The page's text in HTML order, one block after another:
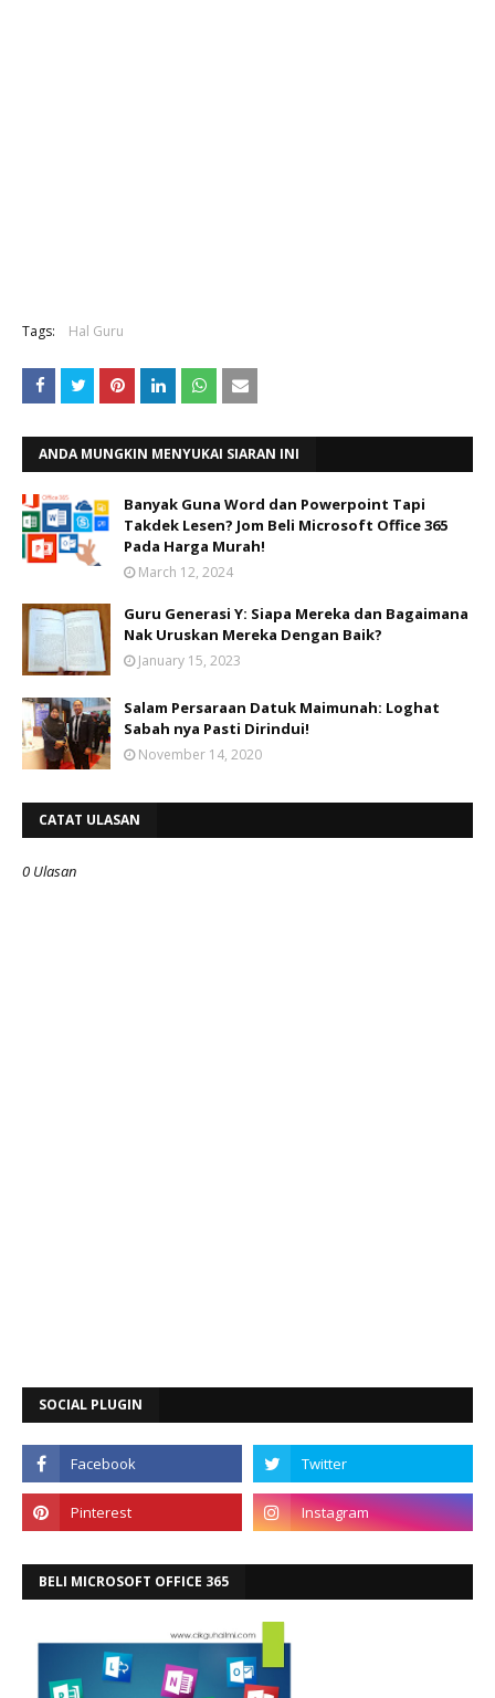
Tags: Hal Guru
ANDA MUNGKIN MENYUKAI SIARAN INI
Banyak Guna Word dan Powerpoint Tapi
Takdek Lesen? Jom Beli Microsoft Office 365
Pada Harga Murah!
March 12, 2024
Guru Generasi Y: Siapa Mereka dan Bagaimana
Nak Uruskan Mereka Dengan Baik?
January 15, 2023
Salam Persaraan Datuk Maimunah: Loghat
Sabah nya Pasti Dirindui!
November 14, 2020
CATAT ULASAN
0 Ulasan
SOCIAL PLUGIN
BELI MICROSOFT OFFICE 365